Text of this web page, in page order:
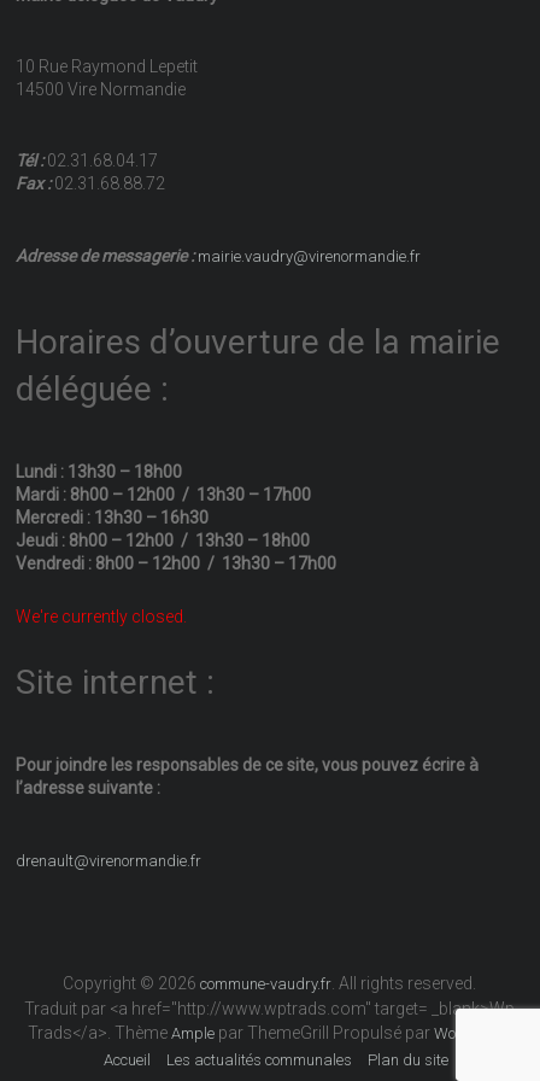
10 Rue Raymond Lepetit
14500 Vire Normandie
Tél :02.31.68.04.17
Fax :02.31.68.88.72
Adresse de messagerie :mairie.vaudry@virenormandie.fr
Horaires d’ouverture de la mairie
déléguée :
Lundi : 13h30 – 18h00
Mardi : 8h00 – 12h00 / 13h30 – 17h00
Mercredi : 13h30 – 16h30
Jeudi : 8h00 – 12h00 / 13h30 – 18h00
Vendredi : 8h00 – 12h00 / 13h30 – 17h00
We're currently closed.
Site internet :
Pour joindre les responsables de ce site, vous pouvez écrire à
l’adresse suivante :
drenault@virenormandie.fr
Copyright © 2026commune-vaudry.fr . All rights reserved.
Traduit par <a href="http://www.wptrads.com" target= _blank>Wp
Trads</a>. ThèmeAmple par ThemeGrill Propulsé parWordPress
Accueil
Les actualités communales Plan du site